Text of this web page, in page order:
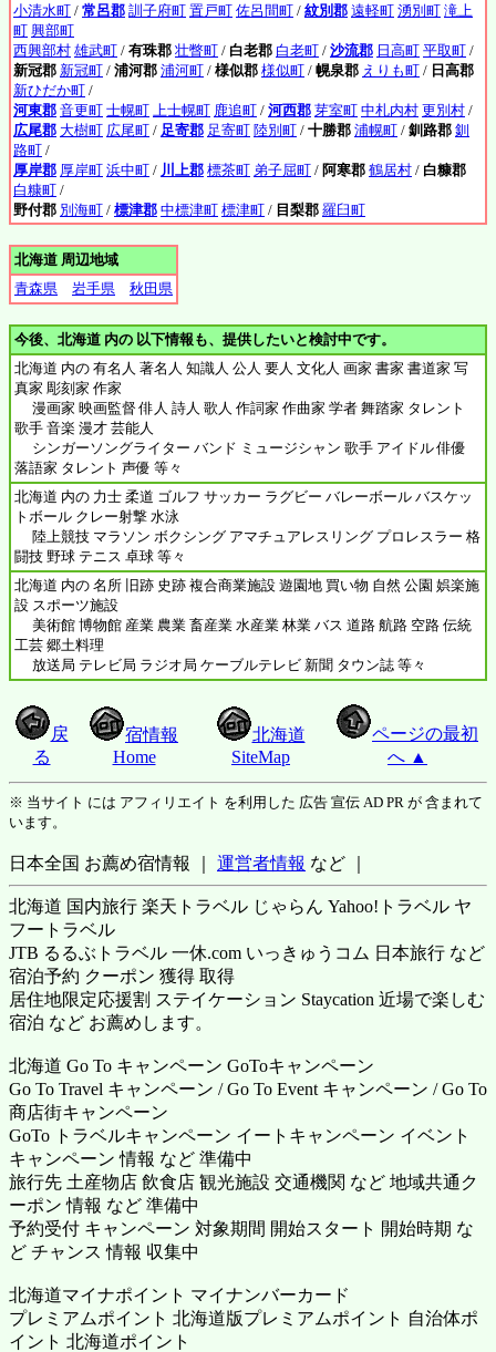
小清水町 / 常呂郡 訓子府町 置戸町 佐呂間町 / 紋別郡 遠軽町 湧別町 滝上
町 興部町
西興部村 雄武町 / 有珠郡 壮瞥町 / 白老郡 白老町 / 沙流郡 日高町 平取町 /
新冠郡 新冠町 / 浦河郡 浦河町 / 様似郡 様似町 / 幌泉郡 えりも町 / 日高郡
新ひだか町 /
河東郡 音更町 士幌町 上士幌町 鹿追町 / 河西郡 芽室町 中札内村 更別村 /
広尾郡 大樹町 広尾町 / 足寄郡 足寄町 陸別町 / 十勝郡 浦幌町 / 釧路郡 釧
路町 /
厚岸郡 厚岸町 浜中町 / 川上郡 標茶町 弟子屈町 / 阿寒郡 鶴居村 / 白糠郡
白糠町 /
野付郡 別海町 / 標津郡 中標津町 標津町 / 目梨郡 羅臼町
北海道 周辺地域
青森県
岩手県 秋田県
今後、北海道 内の 以下情報も、提供したいと検討中です。
北海道 内の 有名人 著名人 知識人 公人 要人 文化人 画家 書家 書道家 写
真家 彫刻家 作家
漫画家 映画監督 俳人 詩人 歌人 作詞家 作曲家 学者 舞踏家 タレント
歌手 音楽 漫才 芸能人
シンガーソングライター バンド ミュージシャン 歌手 アイドル 俳優
落語家 タレント 声優 等々
北海道 内の 力士 柔道 ゴルフ サッカー ラグビー バレーボール バスケッ
トボール クレー射撃 水泳
陸上競技 マラソン ボクシング アマチュアレスリング プロレスラー 格
闘技 野球 テニス 卓球 等々
北海道 内の 名所 旧跡 史跡 複合商業施設 遊園地 買い物 自然 公園 娯楽施
設 スポーツ施設
美術館 博物館 産業 農業 畜産業 水産業 林業 バス 道路 航路 空路 伝統
工芸 郷土料理
放送局 テレビ局 ラジオ局 ケーブルテレビ 新聞 タウン誌 等々
戻
る
宿情報
Home
北海道
SiteMap
ページの最初
へ ▲
※ 当サイト には アフィリエイト を利用した 広告 宣伝 AD PR が 含まれて
います。
日本全国 お薦め宿情報 ｜ 運営者情報 など ｜
北海道 国内旅行 楽天トラベル じゃらん Yahoo!トラベル ヤ
フートラベル
JTB るるぶトラベル 一休.com いっきゅうコム 日本旅行 など
宿泊予約 クーポン 獲得 取得
居住地限定応援割 ステイケーション Staycation 近場で楽しむ
宿泊 など お薦めします。
北海道 Go To キャンペーン GoToキャンペーン
Go To Travel キャンペーン / Go To Event キャンペーン / Go To
商店街キャンペーン
GoTo トラベルキャンペーン イートキャンペーン イベント
キャンペーン 情報 など 準備中
旅行先 土産物店 飲食店 観光施設 交通機関 など 地域共通ク
ーポン 情報 など 準備中
予約受付 キャンペーン 対象期間 開始スタート 開始時期 な
ど チャンス 情報 収集中
北海道マイナポイント マイナンバーカード
プレミアムポイント 北海道版プレミアムポイント 自治体ポ
イント 北海道ポイント